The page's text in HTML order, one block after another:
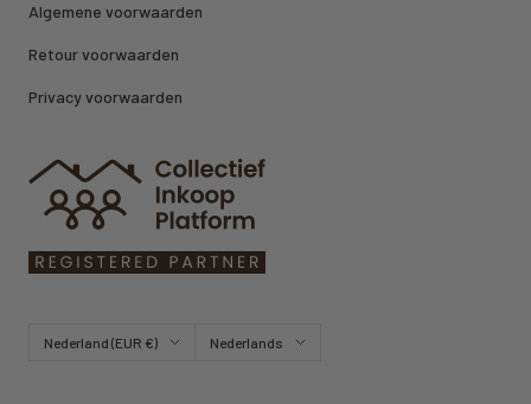
Algemene voorwaarden
Retour voorwaarden
Privacy voorwaarden
Land/regio Nederland (EUR €) TaalNederlands